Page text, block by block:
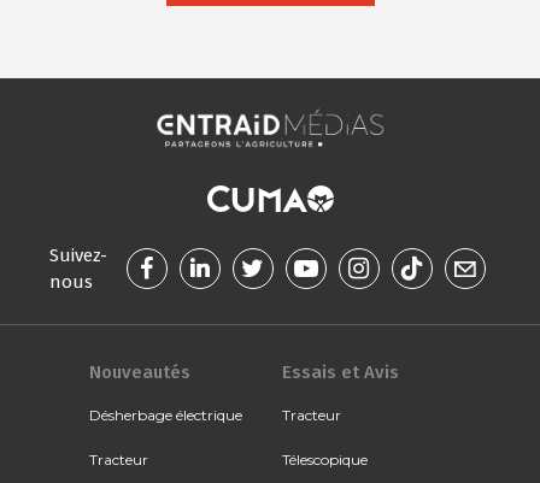
Suivez-
nous
Nouveautés
Désherbage électrique
Tracteur
Essais et Avis
Tracteur
Télescopique